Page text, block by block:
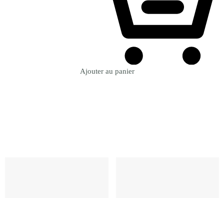
Ajouter au panier